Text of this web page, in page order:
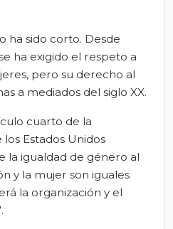
ha sido corto. Desde
ha exigido el respeto a
pero su derecho al
a mediados del siglo XX.
cuarto de la
Estados Unidos
la igualdad de género al
y la mujer son iguales
la organización y el